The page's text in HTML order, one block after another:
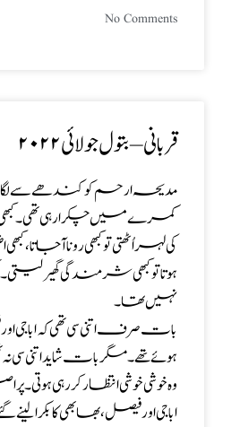
No Comments
قربانی – بتول جولائی۲۰۲۲
مدیحہ ارحم کو کندھے سے
کمرے میں چکرا رہی تھی۔
کی لہر اُٹھتی توکبھی رونا آجاتا
ہوتا تو کبھی شرمندگی گھیر
نہیں تھا ۔
بات صرف اتنی سی تھی کہ اباجی اور
ہوئے تھے۔ مگر بات شاید اتنی سی نہ
وہ خوشی خوشی انتظار کر رہی ہوتی
ابا جی اور فیصل ،بھابھی کا بکرا لینے